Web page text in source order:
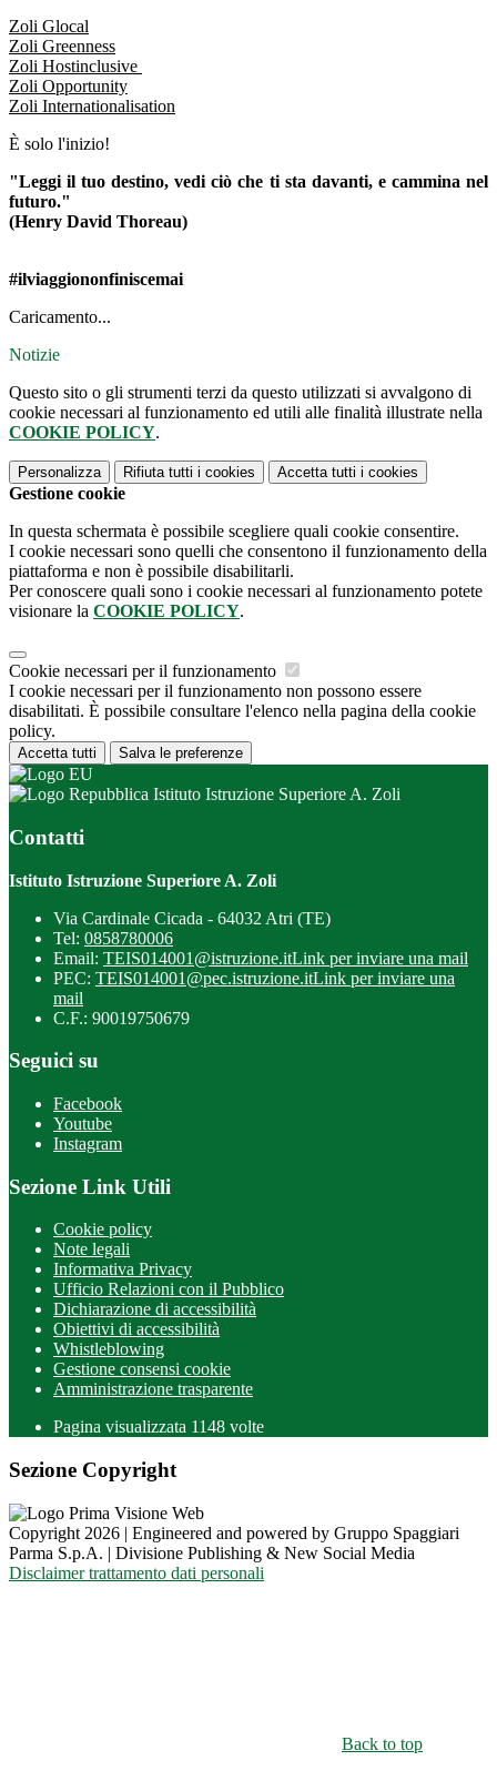
Zoli Glocal
Zoli Greenness
Zoli Hostinclusive
Zoli Opportunity
Zoli Internationalisation
È solo l'inizio!
"Leggi il tuo destino, vedi ciò che ti sta davanti, e cammina nel
futuro."
(Henry David Thoreau)
#ilviaggiononfiniscemai
Caricamento...
Notizie
Questo sito o gli strumenti terzi da questo utilizzati si avvalgono di
cookie necessari al funzionamento ed utili alle finalità illustrate nella
COOKIE POLICY.
Personalizza Rifiuta tutti i cookies Accetta tutti i cookies
Gestione cookie
In questa schermata è possibile scegliere quali cookie consentire.
I cookie necessari sono quelli che consentono il funzionamento della
piattaforma e non è possibile disabilitarli.
Per conoscere quali sono i cookie necessari al funzionamento potete
visionare la COOKIE POLICY.
Cookie necessari per il funzionamento
I cookie necessari per il funzionamento non possono essere
disabilitati. È possibile consultare l'elenco nella pagina della cookie
policy.
Accetta tutti Salva le preferenze
Istituto Istruzione Superiore A. Zoli
Contatti
Istituto Istruzione Superiore A. Zoli
Via Cardinale Cicada - 64032 Atri (TE)
Tel: 0858780006
Email: TEIS014001@istruzione.itLink per inviare una mail
PEC: TEIS014001@pec.istruzione.itLink per inviare una
mail
C.F.: 90019750679
Seguici su
Facebook
Youtube
Instagram
Sezione Link Utili
Cookie policy
Note legali
Informativa Privacy
Ufficio Relazioni con il Pubblico
Dichiarazione di accessibilità
Obiettivi di accessibilità
Whistleblowing
Gestione consensi cookie
Amministrazione trasparente
Pagina visualizzata 1148 volte
Sezione Copyright
Copyright 2026 | Engineered and powered by Gruppo Spaggiari
Parma S.p.A. | Divisione Publishing & New Social Media
Disclaimer trattamento dati personali
Back to top